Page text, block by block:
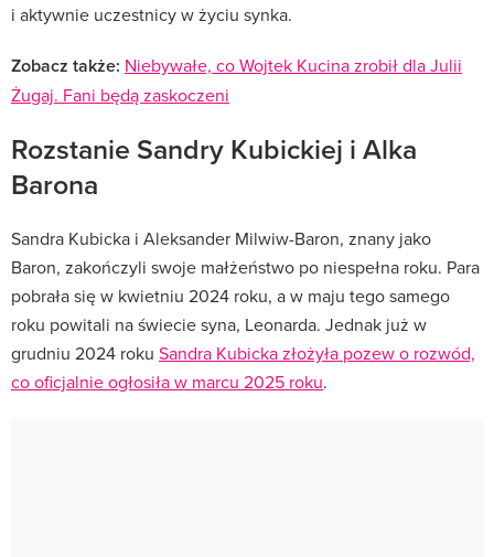
i aktywnie uczestnicy w życiu synka.
Zobacz także: Niebywałe, co Wojtek Kucina zrobił dla Julii
Żugaj. Fani będą zaskoczeni
Rozstanie Sandry Kubickiej i Alka
Barona
Sandra Kubicka i Aleksander Milwiw-Baron, znany jako
Baron, zakończyli swoje małżeństwo po niespełna roku. Para
pobrała się w kwietniu 2024 roku, a w maju tego samego
roku powitali na świecie syna, Leonarda. Jednak już w
grudniu 2024 roku Sandra Kubicka złożyła pozew o rozwód,
co oficjalnie ogłosiła w marcu 2025 roku.